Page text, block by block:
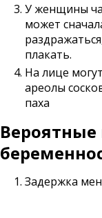
У женщины
может
плакать.
На лице
ареолы
паха
Задержка